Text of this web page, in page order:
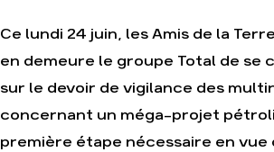
Faire un don
S'engager sur le
terrain
Ce lundi 24 juin, les Amis de la
en demeure le groupe Total de se
sur le devoir de vigilance des
concernant un méga-projet
première étape nécessaire en vue